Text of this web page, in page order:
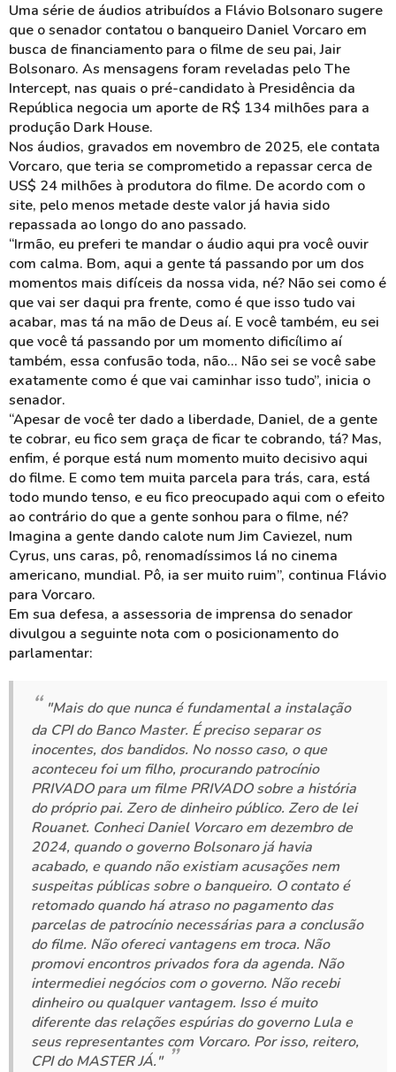
Uma série de áudios atribuídos a Flávio Bolsonaro sugere
que o senador contatou o banqueiro Daniel Vorcaro em
busca de financiamento para o filme de seu pai, Jair
Bolsonaro. As mensagens foram reveladas pelo The
Intercept, nas quais o pré-candidato à Presidência da
República negocia um aporte de R$ 134 milhões para a
produção Dark House.
Nos áudios, gravados em novembro de 2025, ele contata
Vorcaro, que teria se comprometido a repassar cerca de
US$ 24 milhões à produtora do filme. De acordo com o
site, pelo menos metade deste valor já havia sido
repassada ao longo do ano passado.
“Irmão, eu preferi te mandar o áudio aqui pra você ouvir
com calma. Bom, aqui a gente tá passando por um dos
momentos mais difíceis da nossa vida, né? Não sei como é
que vai ser daqui pra frente, como é que isso tudo vai
acabar, mas tá na mão de Deus aí. E você também, eu sei
que você tá passando por um momento dificílimo aí
também, essa confusão toda, não... Não sei se você sabe
exatamente como é que vai caminhar isso tudo”, inicia o
senador.
“Apesar de você ter dado a liberdade, Daniel, de a gente
te cobrar, eu fico sem graça de ficar te cobrando, tá? Mas,
enfim, é porque está num momento muito decisivo aqui
do filme. E como tem muita parcela para trás, cara, está
todo mundo tenso, e eu fico preocupado aqui com o efeito
ao contrário do que a gente sonhou para o filme, né?
Imagina a gente dando calote num Jim Caviezel, num
Cyrus, uns caras, pô, renomadíssimos lá no cinema
americano, mundial. Pô, ia ser muito ruim”, continua Flávio
para Vorcaro.
Em sua defesa, a assessoria de imprensa do senador
divulgou a seguinte nota com o posicionamento do
parlamentar:
"Mais do que nunca é fundamental a instalação
da CPI do Banco Master. É preciso separar os
inocentes, dos bandidos. No nosso caso, o que
aconteceu foi um filho, procurando patrocínio
PRIVADO para um filme PRIVADO sobre a história
do próprio pai. Zero de dinheiro público. Zero de lei
Rouanet. Conheci Daniel Vorcaro em dezembro de
2024, quando o governo Bolsonaro já havia
acabado, e quando não existiam acusações nem
suspeitas públicas sobre o banqueiro. O contato é
retomado quando há atraso no pagamento das
parcelas de patrocínio necessárias para a conclusão
do filme. Não ofereci vantagens em troca. Não
promovi encontros privados fora da agenda. Não
intermediei negócios com o governo. Não recebi
dinheiro ou qualquer vantagem. Isso é muito
diferente das relações espúrias do governo Lula e
seus representantes com Vorcaro. Por isso, reitero,
CPI do MASTER JÁ."